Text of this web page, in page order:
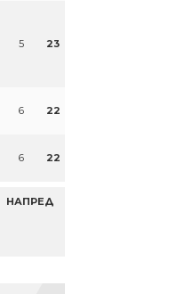
5 23
6 22
6 22
НАПРЕД